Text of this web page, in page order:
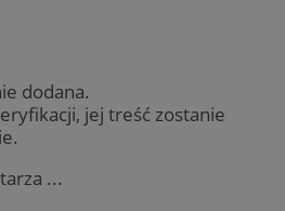
dodana.
jej treść zostanie
...